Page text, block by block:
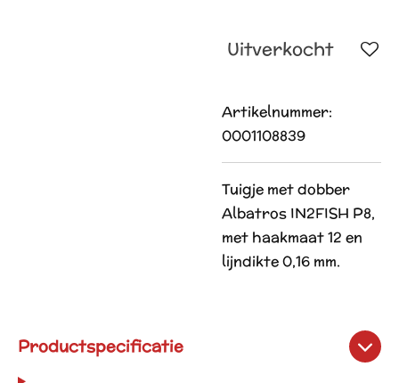
Uitverkocht
Artikelnummer:
0001108839
Tuigje met dobber
Albatros IN2FISH P8,
met haakmaat 12 en
lijndikte 0,16 mm.
Productspecificatie